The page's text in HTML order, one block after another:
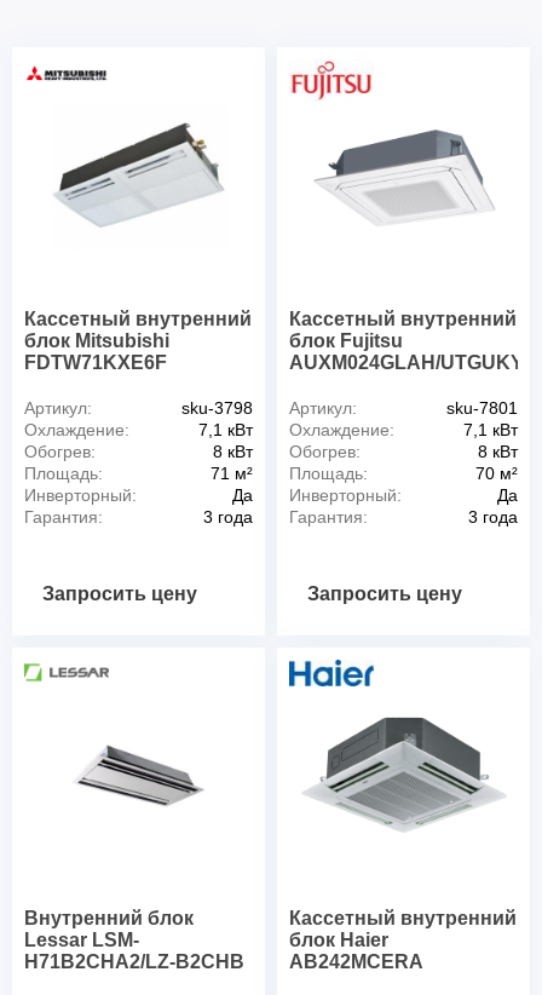
Кассетный внутренний
блок Mitsubishi
FDTW71KXE6F
Артикул:
sku-3798
Охлаждение:
7,1 кВт
Обогрев:
8 кВт
Площадь:
71 м²
Инверторный:
Да
Гарантия:
3 года
Запросить цену
Кассетный внутренний
блок Fujitsu
AUXM024GLAH/
Артикул:
sku-7801
Охлаждение:
7,1 кВт
Обогрев:
8 кВт
Площадь:
70 м²
Инверторный:
Да
Гарантия:
3 года
Запросить цену
Внутренний блок
Lessar LSM-
H71B2CHA2/LZ-B2CHB
Кассетный внутренний
блок Haier
AB242MCERA